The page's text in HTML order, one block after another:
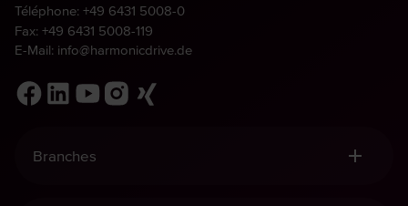
Téléphone: +49 6431 5008-0
Fax: +49 6431 5008-119
E-Mail: info@harmonicdrive.de
Branches